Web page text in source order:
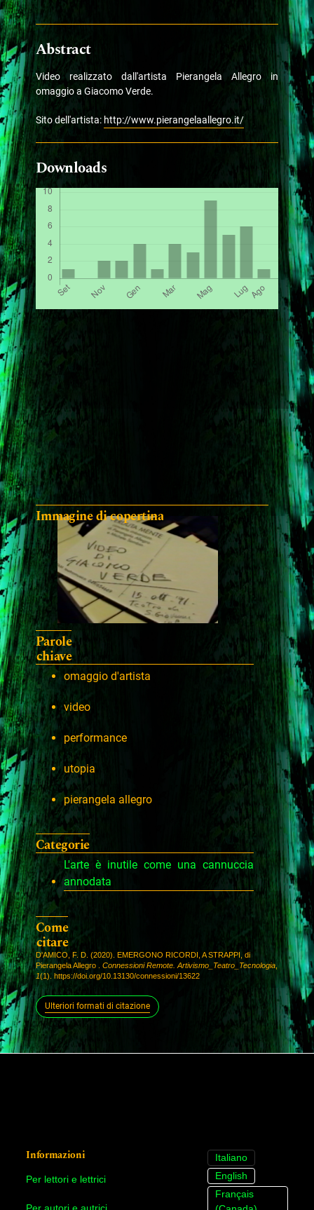
Abstract
Video realizzato dall'artista Pierangela Allegro in
omaggio a Giacomo Verde.
Sito dell'artista: http://www.pierangelaallegro.it/
Downloads
Immagine di copertina
Parole
chiave
omaggio d'artista
video
performance
utopia
pierangela allegro
Categorie
L'arte è inutile come una cannuccia
annodata
Come
citare
D'AMICO, F. D. (2020). EMERGONO RICORDI, A STRAPPI, di
Pierangela Allegro . Connessioni Remote. Artivismo_Teatro_Tecnologia,
1(1). https://doi.org/10.13130/connessioni/13622
Ulteriori formati di citazione
Informazioni
Per lettori e lettrici
Per autori e autrici
Italiano
English
Français